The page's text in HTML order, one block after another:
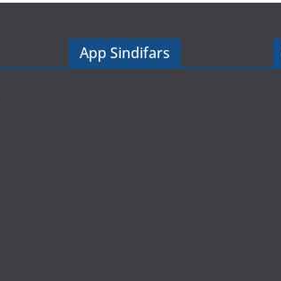
App Sindifars